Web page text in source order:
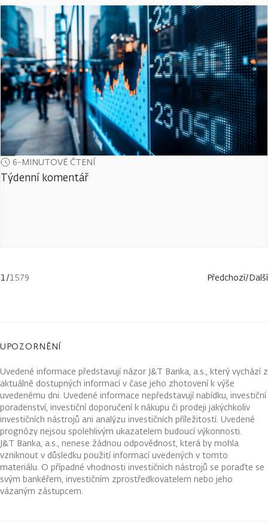
6-MINUTOVÉ ČTENÍ
Týdenní komentář
1/1579 Předchozí/Další
UPOZORNĚNÍ
Uvedené informace představují názor J&T Banka, a.s., který vychází z
aktuálně dostupných informací v čase jeho zhotovení k výše
uvedenému dni. Uvedené informace nepředstavují nabídku, investiční
poradenství, investiční doporučení k nákupu či prodeji jakýchkoliv
investičních nástrojů ani analýzu investičních příležitostí. Uvedené
prognózy nejsou spolehlivým ukazatelem budoucí výkonnosti.
J&T Banka, a.s., nenese žádnou odpovědnost, která by mohla
vzniknout v důsledku použití informací uvedených v tomto
materiálu. O případné vhodnosti investičních nástrojů se poraďte se
svým bankéřem, investičním zprostředkovatelem nebo jeho
vázaným zástupcem.